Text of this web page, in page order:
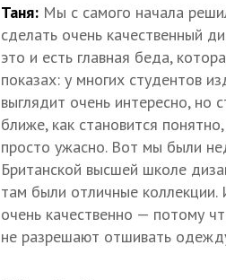
Таня: Мы с самого начала
сделать очень качественный
это и есть главная беда,
показах: у многих студентов
выглядит очень интересно, но
ближе, как становится
просто ужасно. Вот мы были
Британской высшей школе
там были отличные коллекции.
очень качественно — потому
не разрешают отшивать